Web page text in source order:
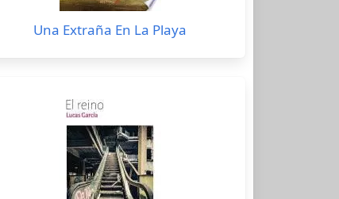
Una Extraña En La Playa